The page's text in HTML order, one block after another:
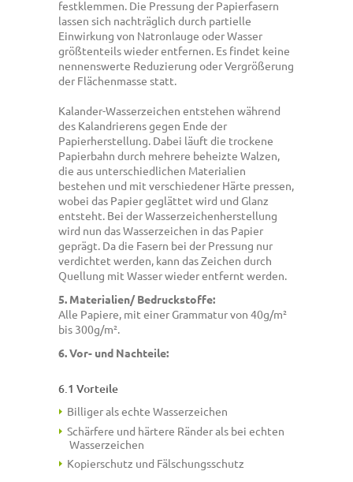
festklemmen. Die Pressung der Papierfasern
lassen sich nachträglich durch partielle
Einwirkung von Natronlauge oder Wasser
größtenteils wieder entfernen. Es findet keine
nennenswerte Reduzierung oder Vergrößerung
der Flächenmasse statt.
Kalander-Wasserzeichen entstehen während
des Kalandrierens gegen Ende der
Papierherstellung. Dabei läuft die trockene
Papierbahn durch mehrere beheizte Walzen,
die aus unterschiedlichen Materialien
bestehen und mit verschiedener Härte pressen,
wobei das Papier geglättet wird und Glanz
entsteht. Bei der Wasserzeichenherstellung
wird nun das Wasserzeichen in das Papier
geprägt. Da die Fasern bei der Pressung nur
verdichtet werden, kann das Zeichen durch
Quellung mit Wasser wieder entfernt werden.
5. Materialien/ Bedruckstoffe:
Alle Papiere, mit einer Grammatur von 40g/m²
bis 300g/m².
6. Vor- und Nachteile:
6.1 Vorteile
Billiger als echte Wasserzeichen
Schärfere und härtere Ränder als bei echten
Wasserzeichen
Kopierschutz und Fälschungsschutz